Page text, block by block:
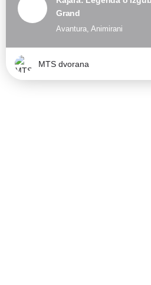
Grand
Avantura, Animirani
MTS dvorana